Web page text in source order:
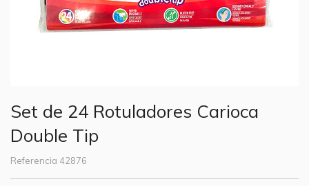
Set de 24 Rotuladores Carioca
Double Tip
Referencia 42876